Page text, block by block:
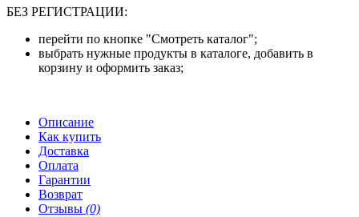
БЕЗ РЕГИСТРАЦИИ:
перейти по кнопке "Смотреть каталог";
выбрать нужные продукты в каталоге, добавить в
корзину и оформить заказ;
Описание
Как купить
Доставка
Оплата
Гарантии
Возврат
Отзывы (0)